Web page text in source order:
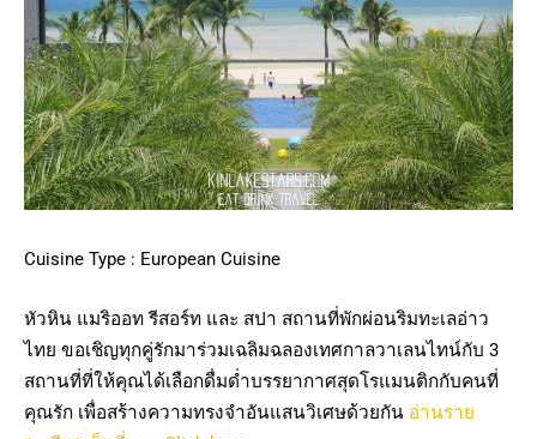
Cuisine Type : European Cuisine
หัวหิน แมริออท รีสอร์ท และ สปา สถานที่พักผ่อนริมทะเลอ่าว
ไทย ขอเชิญทุกคู่รักมาร่วมเฉลิมฉลองเทศกาลวาเลนไทน์กับ 3
สถานที่ที่ให้คุณได้เลือกดื่มด่ำบรรยากาศสุดโรแมนติกกับคนที่
คุณรัก เพื่อสร้างความทรงจำอันแสนวิเศษด้วยกัน อ่านราย